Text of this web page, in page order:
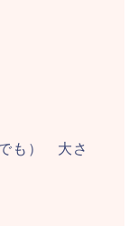
も） 大さ